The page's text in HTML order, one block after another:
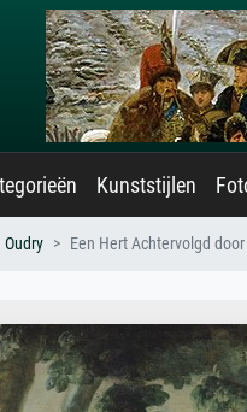
Kunststijlen
Een Hert Achtervolgd